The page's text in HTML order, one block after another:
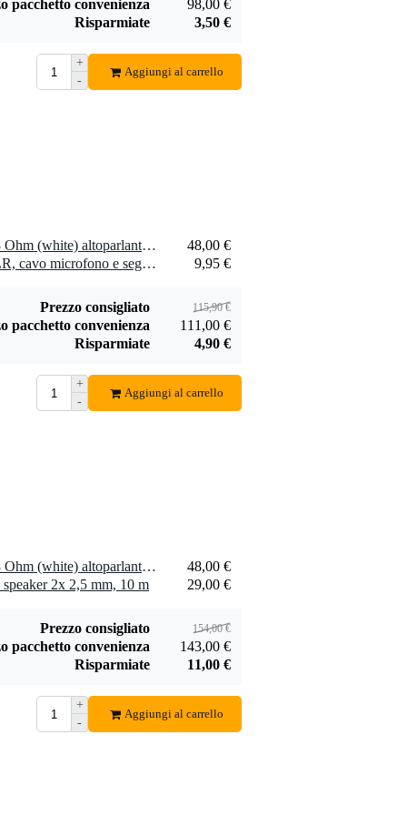
Devine SPE25/R
SPE25/R cavo
speaker 2x 2,5
mm2 per metro
1,75 €
Aggiungi
pacchetto convenienza
98,00 €
Risparmiate
3,50 €
+
-
Aggiungi al carrello
2 x Visaton FRS 10 WP - 8 Ohm (white) altoparlante passivo
48,00 €
2 x Devine MIC100/10 XLR, cavo microfono e segnale, 10 m
9,95 €
Prezzo consigliato 115,90 €
pacchetto convenienza
111,00 €
Risparmiate
4,90 €
+
-
Aggiungi al carrello
2 x Visaton FRS 10 WP - 8 Ohm (white) altoparlante passivo
48,00 €
2x 2,5 mm, 10 m
29,00 €
Prezzo consigliato 154,00 €
pacchetto convenienza
143,00 €
Risparmiate
11,00 €
+
-
Aggiungi al carrello